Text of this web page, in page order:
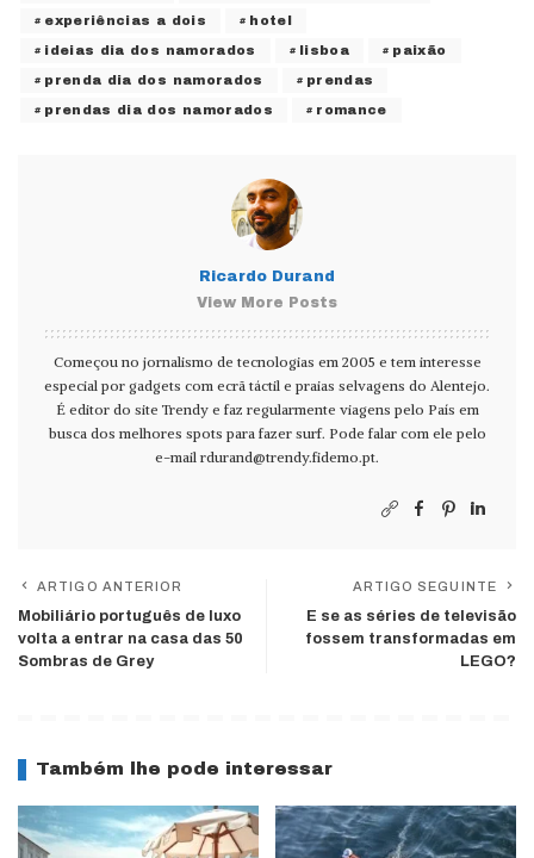
experiências a dois hotel
ideias dia dos namorados lisboa paixão
prenda dia dos namorados prendas
prendas dia dos namorados romance
Ricardo Durand
View More Posts
Começou no jornalismo de tecnologias em 2005 e tem interesse
especial por gadgets com ecrã táctil e praias selvagens do Alentejo.
É editor do site Trendy e faz regularmente viagens pelo País em
busca dos melhores spots para fazer surf. Pode falar com ele pelo
e-mail rdurand@trendy.fidemo.pt.
ARTIGO ANTERIOR
Mobiliário português de luxo
volta a entrar na casa das 50
Sombras de Grey
ARTIGO SEGUINTE
E se as séries de televisão
fossem transformadas em
LEGO?
Também lhe pode interessar